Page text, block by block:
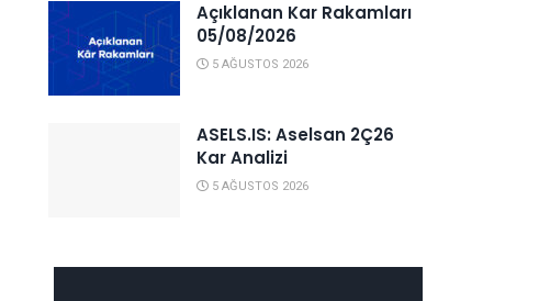
Açıklanan Kar Rakamları
05/08/2026
5 AĞUSTOS 2026
ASELS.IS: Aselsan 2Ç26
Kar Analizi
5 AĞUSTOS 2026